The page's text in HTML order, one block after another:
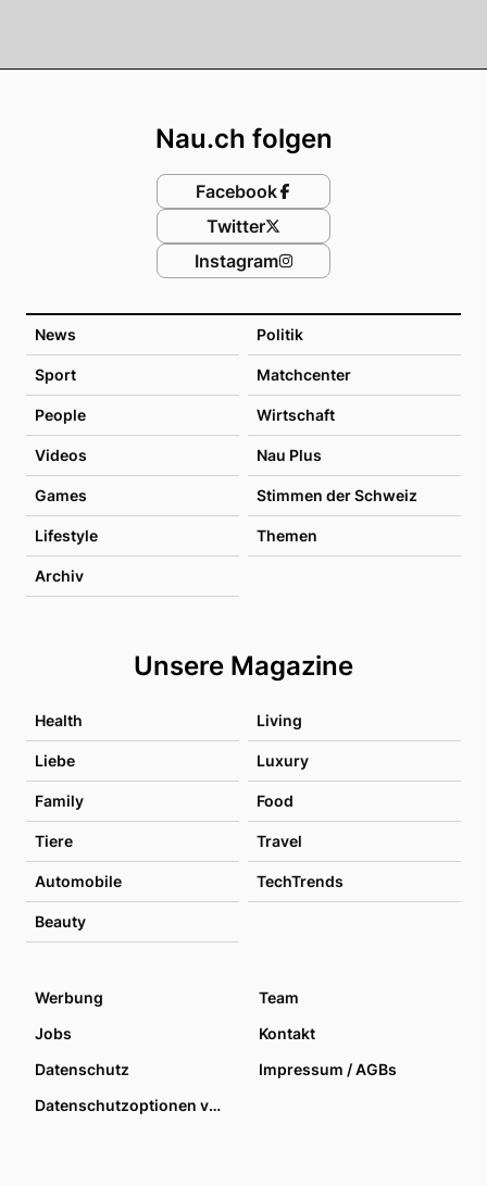
News Politik
Sport Matchcenter
People Wirtschaft
Videos Nau Plus
Games Stimmen der Schweiz
Lifestyle Themen
Archiv
Unsere Magazine
Health Living
Liebe Luxury
Family Food
Tiere Travel
Automobile TechTrends
Beauty
Nau.ch folgen
Facebook
Twitter
Instagram
Werbung
Team
Jobs
Kontakt
Datenschutz
Impressum / AGBs
Datenschutzoptionen verwalten